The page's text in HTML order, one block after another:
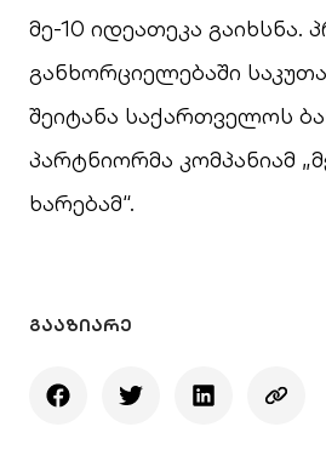
მე-10 იდეათეკა გაიხსნა.
განხორციელებაში
შეიტანა საქართველოს
პარტნიორმა კომპანიამ
ხარებამ“.
ᲒᲐᲐᲖᲘᲐᲠᲔ